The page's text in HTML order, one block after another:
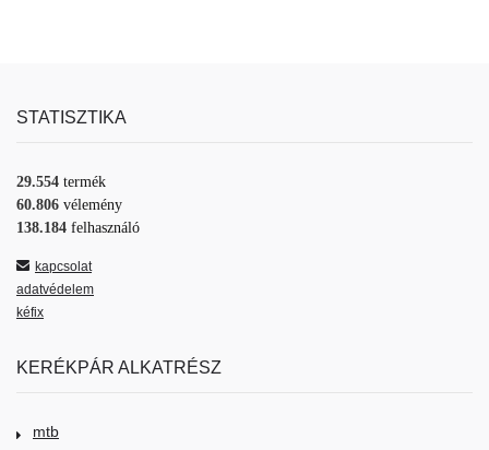
STATISZTIKA
29.554 termék
60.806 vélemény
138.184 felhasználó
kapcsolat
adatvédelem
kéfix
KERÉKPÁR ALKATRÉSZ
mtb